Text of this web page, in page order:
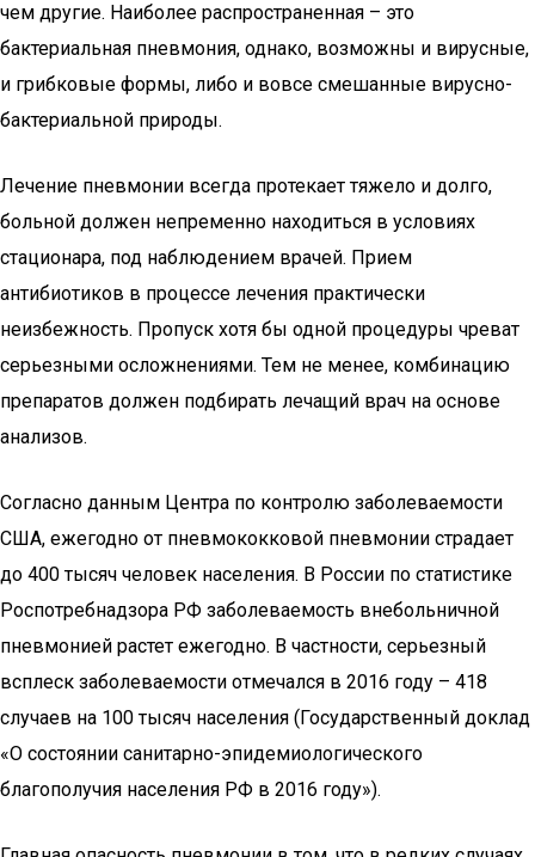
чем другие. Наиболее распространенная – это
бактериальная пневмония, однако, возможны и вирусные,
и грибковые формы, либо и вовсе смешанные вирусно-
бактериальной природы.
Лечение пневмонии всегда протекает тяжело и долго,
больной должен непременно находиться в условиях
стационара, под наблюдением врачей. Прием
антибиотиков в процессе лечения практически
неизбежность. Пропуск хотя бы одной процедуры чреват
серьезными осложнениями. Тем не менее, комбинацию
препаратов должен подбирать лечащий врач на основе
анализов.
Согласно данным Центра по контролю заболеваемости
США, ежегодно от пневмококковой пневмонии страдает
до 400 тысяч человек населения. В России по статистике
Роспотребнадзора РФ заболеваемость внебольничной
пневмонией растет ежегодно. В частности, серьезный
всплеск заболеваемости отмечался в 2016 году – 418
случаев на 100 тысяч населения (Государственный доклад
«О состоянии санитарно-эпидемиологического
благополучия населения РФ в 2016 году»).